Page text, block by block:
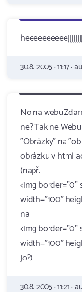
30.8. 2005 · 11:17 ·
No na
ne? Tak ne
"Obrázky" na
obrázku v html
(např.
<img border="0"
width="100"
na
<img border="0"
width="100"
jo?)
30.8. 2005 · 11:21 ·